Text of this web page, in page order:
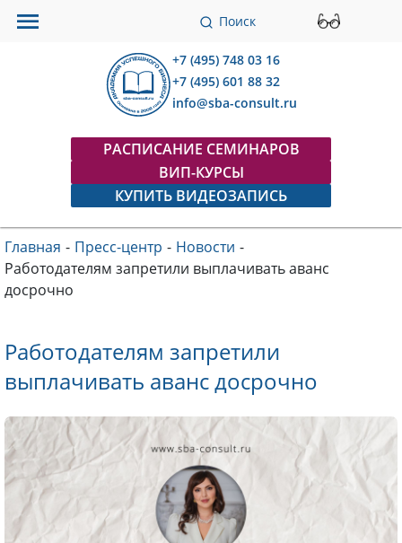
Поиск
+7 (495) 748 03 16
+7 (495) 601 88 32
info@sba-consult.ru
РАСПИСАНИЕ СЕМИНАРОВ
ВИП-КУРСЫ
КУПИТЬ ВИДЕОЗАПИСЬ
Главная - Пресс-центр - Новости -
Работодателям запретили выплачивать аванс
досрочно
Работодателям запретили
выплачивать аванс досрочно